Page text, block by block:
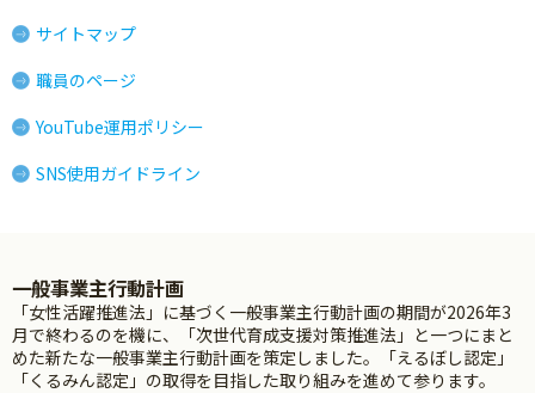
サイトマップ
職員のページ
YouTube運用ポリシー
SNS使用ガイドライン
一般事業主行動計画
「女性活躍推進法」に基づく一般事業主行動計画の期間が2026年3
月で終わるのを機に、「次世代育成支援対策推進法」と一つにまと
めた新たな一般事業主行動計画を策定しました。「えるぼし認定」
「くるみん認定」の取得を目指した取り組みを進めて参ります。